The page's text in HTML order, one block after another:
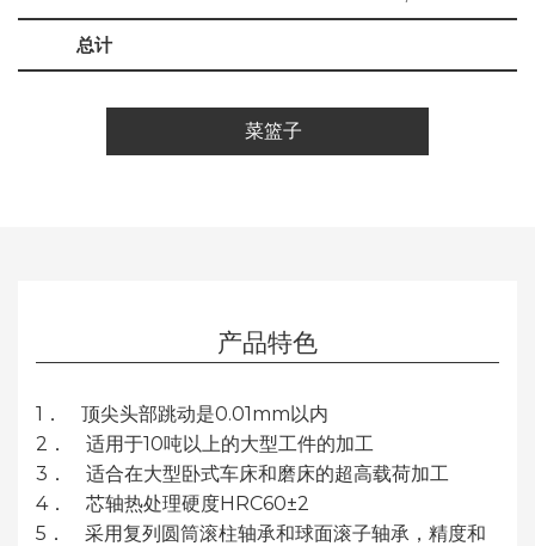
总计
菜篮子
产品特色
1． 顶尖头部跳动是0.01mm以内
2． 适用于10吨以上的大型工件的加工
3． 适合在大型卧式车床和磨床的超高载荷加工
4． 芯轴热处理硬度HRC60±2
5． 采用复列圆筒滚柱轴承和球面滚子轴承，精度和